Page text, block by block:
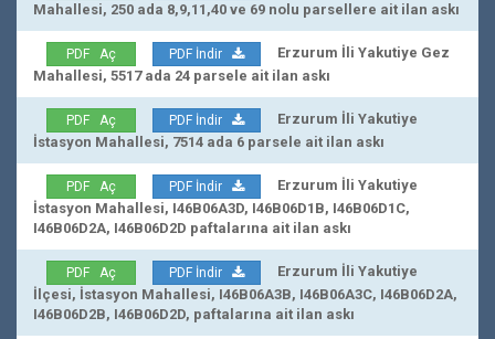
Mahallesi, 250 ada 8,9,11,40 ve 69 nolu parsellere ait ilan askı
PDF Aç PDF İndir
Erzurum İli Yakutiye Gez
Mahallesi, 5517 ada 24 parsele ait ilan askı
PDF Aç PDF İndir
Erzurum İli Yakutiye
İstasyon Mahallesi, 7514 ada 6 parsele ait ilan askı
PDF Aç PDF İndir
Erzurum İli Yakutiye
İstasyon Mahallesi, I46B06A3D, I46B06D1B, I46B06D1C,
I46B06D2A, I46B06D2D paftalarına ait ilan askı
PDF Aç PDF İndir
Erzurum İli Yakutiye
İlçesi, İstasyon Mahallesi, I46B06A3B, I46B06A3C, I46B06D2A,
I46B06D2B, I46B06D2D, paftalarına ait ilan askı